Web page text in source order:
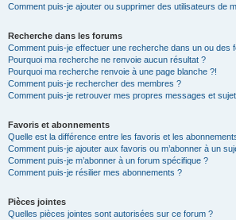
Comment puis-je ajouter ou supprimer des utilisateurs de
Recherche dans les forums
Comment puis-je effectuer une recherche dans un ou des
Pourquoi ma recherche ne renvoie aucun résultat ?
Pourquoi ma recherche renvoie à une page blanche ?!
Comment puis-je rechercher des membres ?
Comment puis-je retrouver mes propres messages et
Favoris et abonnements
Quelle est la différence entre les favoris et les
Comment puis-je ajouter aux favoris ou m’abonner à un
Comment puis-je m’abonner à un forum spécifique ?
Comment puis-je résilier mes abonnements ?
Pièces jointes
Quelles pièces jointes sont autorisées sur ce forum ?